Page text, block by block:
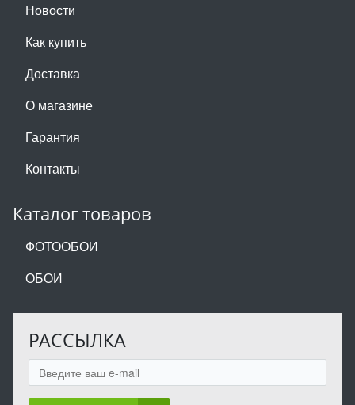
Новости
Как купить
Доставка
О магазине
Гарантия
Контакты
Каталог товаров
ФОТООБОИ
ОБОИ
РАССЫЛКА